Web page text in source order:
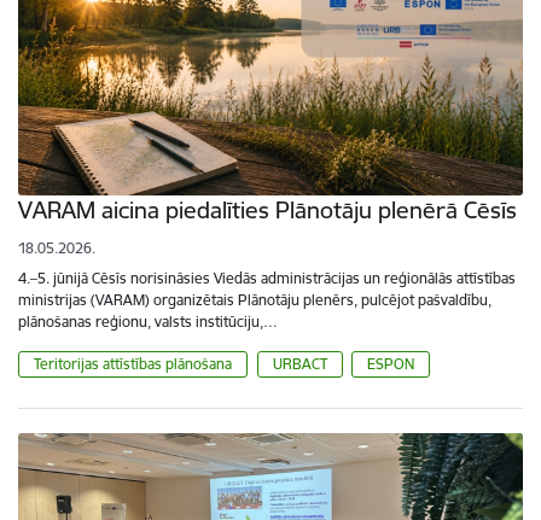
VARAM aicina piedalīties Plānotāju plenērā Cēsīs
18.05.2026.
4.–5. jūnijā Cēsīs norisināsies Viedās administrācijas un reģionālās attīstības
ministrijas (VARAM) organizētais Plānotāju plenērs, pulcējot pašvaldību,
plānošanas reģionu, valsts institūciju,…
Teritorijas attīstības plānošana URBACT ESPON